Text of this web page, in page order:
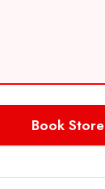
Book Store